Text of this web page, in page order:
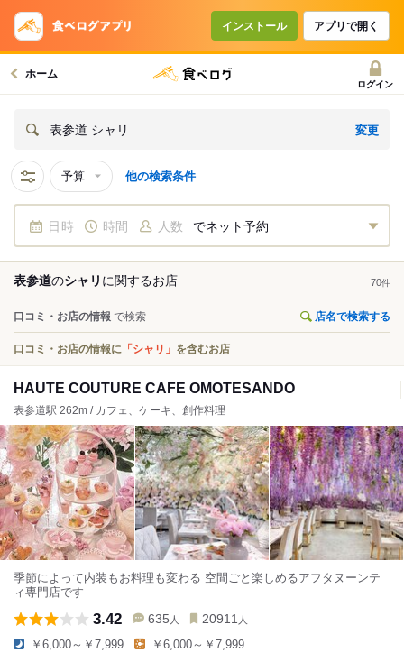
インストール アプリで開く
ホーム
ログイン
表参道 シャリ 変更
予算 他の検索条件
日時 時間 人数 でネット予約
表参道のシャリ に関するお店 70件
口コミ・お店の情報 で検索 店名で検索する
口コミ・お店の情報に 「シャリ」 を含むお店
HAUTE COUTURE CAFE OMOTESANDO
表参道駅 262m / カフェ、ケーキ、創作料理
季節によって内装もお料理も変わる 空間ごと楽しめるアフタヌーンテ
ィ専門店です
3.42 635 人 20911 人
￥6,000～￥7,999 ￥6,000～￥7,999